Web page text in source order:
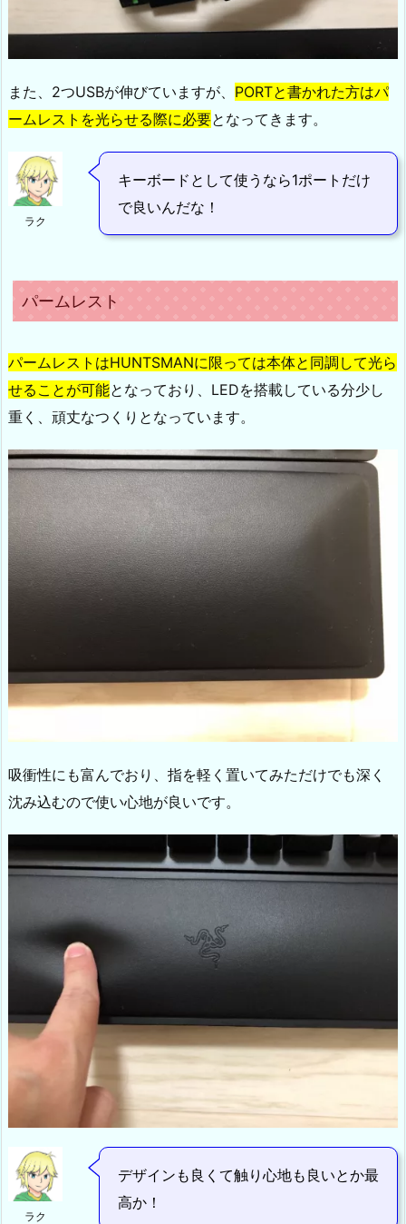
また、2つUSBが伸びていますが、 PORTと書かれた方はパ
ームレストを光らせる際に必要となってきます。
ラク
キーボードとして使うなら1ポートだけ
で良いんだな！
パームレスト
パームレストはHUNTSMANに限っては本体と同調して光ら
せることが可能となっており、LEDを搭載している分少し
重く、頑丈なつくりとなっています。
吸衝性にも富んでおり、指を軽く置いてみただけでも深く
沈み込むので使い心地が良いです。
ラク
デザインも良くて触り心地も良いとか最
高か！